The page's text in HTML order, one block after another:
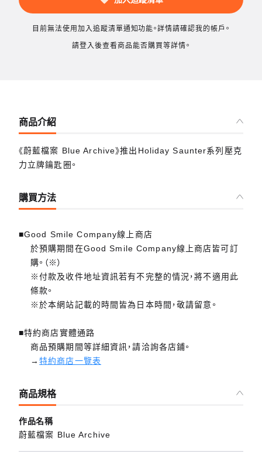
目前無法使用加入追蹤清單通知功能。詳情請確認我的帳戶。
請登入後查看商品能否購買等詳情。
商品介紹
《蔚藍檔案 Blue Archive》推出Holiday Saunter系列壓克
力立牌鑰匙圈。
購買方法
■Good Smile Company線上商店
於預購期間在Good Smile Company線上商店皆可訂
購。（※）
※付款及收件地址資訊若有不完整的情況，將不適用此
條款。
※於本網站記載的時間皆為日本時間，敬請留意。
■特約商店實體通路
商品預購期間等詳細資訊，請洽詢各店鋪。
→特約商店一覽表
商品規格
作品名稱
蔚藍檔案 Blue Archive